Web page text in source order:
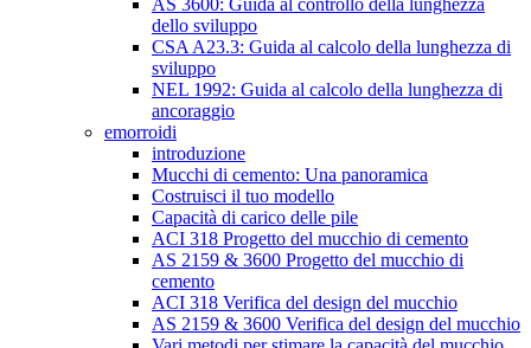
AS 3600: Guida al controllo della lunghezza
dello sviluppo
CSA A23.3: Guida al calcolo della lunghezza di
sviluppo
NEL 1992: Guida al calcolo della lunghezza di
ancoraggio
emorroidi
introduzione
Mucchi di cemento: Una panoramica
Costruisci il tuo modello
Capacità di carico delle pile
ACI 318 Progetto del mucchio di cemento
AS 2159 & 3600 Progetto del mucchio di
cemento
ACI 318 Verifica del design del mucchio
AS 2159 & 3600 Verifica del design del mucchio